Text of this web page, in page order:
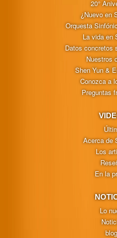
20°
¿Nuevo en
Orquesta
La vida en
Datos concretos
Nuestros
Shen Yun &
Conozca a
Preguntas
Acerca de
Los
En la
Lo